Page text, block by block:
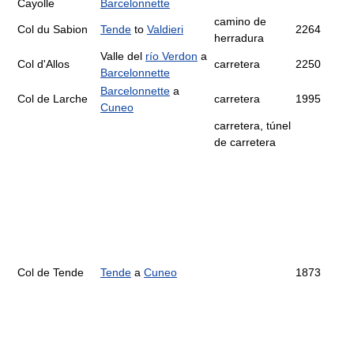
Cayolle
Barcelonnette
Col du Sabion Tende to Valdieri
camino de
herradura
2264
Col d'Allos
Valle del río Verdon a
Barcelonnette
carretera 2250
Col de Larche
Barcelonnette a
Cuneo
carretera 1995
Col de Tende Tende a Cuneo
carretera, túnel
de carretera
1873